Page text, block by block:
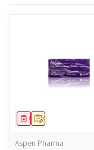
Op voorschrift
Geneesmiddel
Aspen Pharma